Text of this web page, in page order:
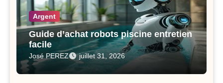
Argent
Guide d’achat robots piscine entretien
facile
José PEREZ juillet 31, 2026